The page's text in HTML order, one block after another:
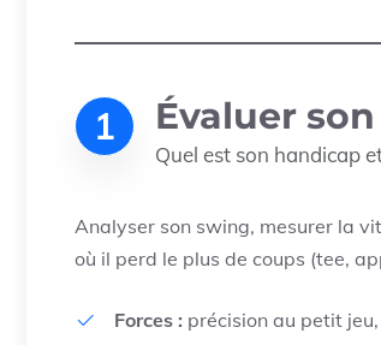
1 Évaluer
Quel est son handicap
Analyser son swing, mesurer la
où il perd le plus de coups (tee,
Forces : précision au petit